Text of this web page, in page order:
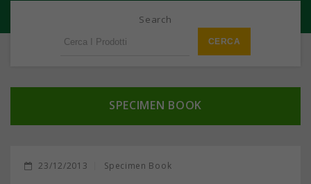
Search
SPECIMEN BOOK
23/12/2013 Specimen Book